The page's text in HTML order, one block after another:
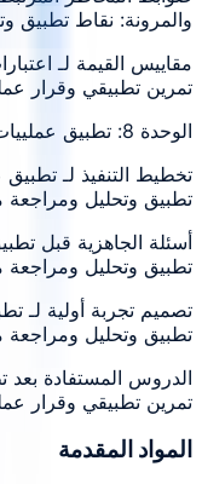
والمرونة: نقاط تطبيق
مقاييس القيمة لـ
تمرين تطبيقي وقرار
الوحدة 8: تطبيق عملييات vSAN وخطة التحسين
تطبيق وتحليل
تطبيق وتحليل
تطبيق وتحليل
تمرين تطبيقي وقرار
المواد المقدمة